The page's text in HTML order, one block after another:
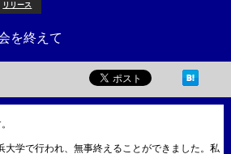
リリース
を終えて
大学で行われ、無事終えることができました。私